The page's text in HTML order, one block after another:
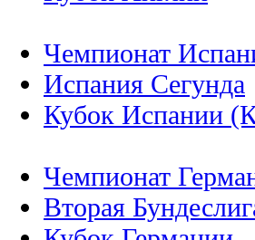
Чемпионат
Испания Сегунда
Кубок Испании
Чемпионат
Вторая